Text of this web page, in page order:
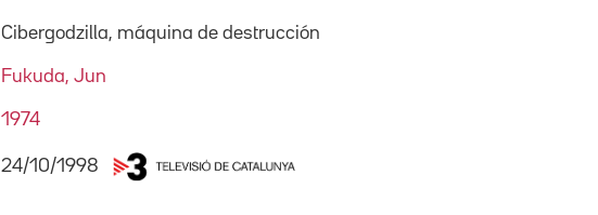
Cibergodzilla, máquina de destrucción
Fukuda, Jun
1974
24/10/1998